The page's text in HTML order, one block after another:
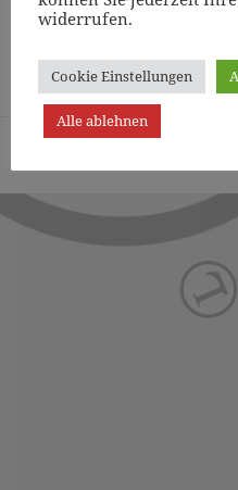
Page1/9
widerrufen.
Cookie Einstellungen
Alle ablehnen